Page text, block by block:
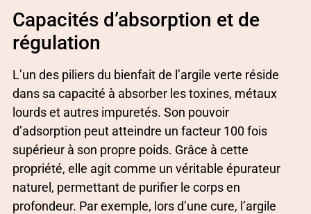
Capacités d’absorption et de
régulation
L’un des piliers du bienfait de l’argile verte réside
dans sa capacité à absorber les toxines, métaux
lourds et autres impuretés. Son pouvoir
d’adsorption peut atteindre un facteur 100 fois
supérieur à son propre poids. Grâce à cette
propriété, elle agit comme un véritable épurateur
naturel, permettant de purifier le corps en
profondeur. Par exemple, lors d’une cure, l’argile